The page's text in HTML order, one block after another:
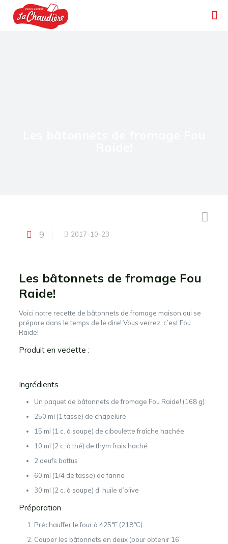
9 2017-10-23
Les bâtonnets de fromage Fou
Raide!
Voici notre recette de bâtonnets de fromage maison qui se
prépare dans le temps de le dire! Vous verrez, c’est Fou
Raide!
Produit en vedette :
Ingrédients
Un paquet de bâtonnets de fromage Fou Raide! (168 g)
250 ml (1 tasse) de chapelure
15 ml (1 c. à soupe) de ciboulette fraîche hachée
10 ml (2 c. à thé) de thym frais haché
2 oeufs battus
60 ml (1/4 de tasse) defarine
30 ml (2 c. à soupe) d’ huile d’olive
Préparation
Préchauffer le four à 425°F (218°C).
Couper les bâtonnets en deux (pour obtenir 16